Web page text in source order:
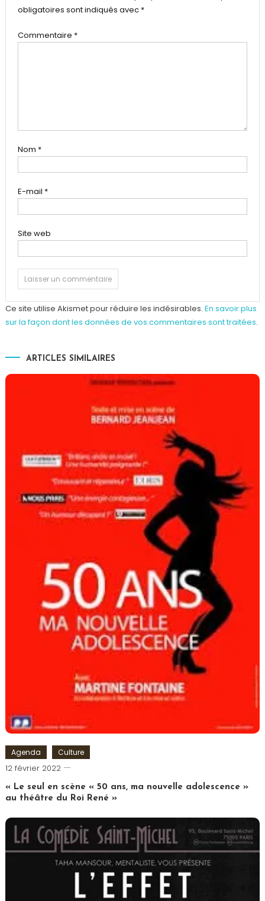
obligatoires sont indiqués avec *
Commentaire *
Nom *
E-mail *
Site web
Ce site utilise Akismet pour réduire les indésirables. En savoir plus
sur la façon dont les données de vos commentaires sont traitées.
ARTICLES SIMILAIRES
Agenda Culture
12 février 2022
Cédric
Cilia
« Le seul en scène « 50 ans, ma nouvelle adolescence »
au théâtre du Roi René »